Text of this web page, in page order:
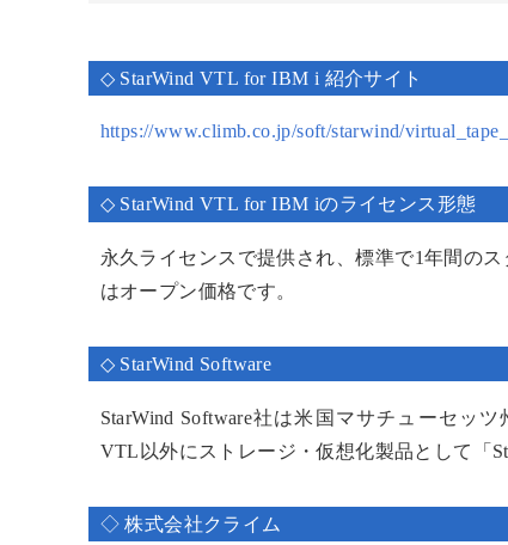
◇ StarWind VTL for IBM i 紹介サイト
https://www.climb.co.jp/soft/starwind/
◇ StarWind VTL for IBM iのライセンス形態
永久ライセンスで提供され、標準で1年間の
はオープン価格です。
◇ StarWind Software
StarWind Software社は米国マサチューセッ
VTL以外にストレージ・仮想化製品として「
◇ 株式会社クライム